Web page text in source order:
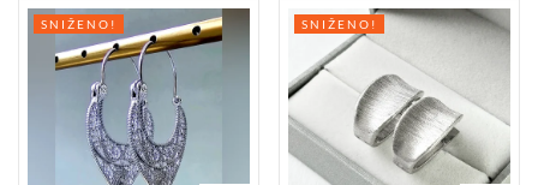
SNIŽENO! SNIŽENO!